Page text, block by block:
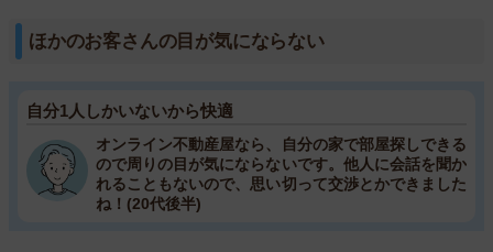
ほかのお客さんの目が気にならない
自分1人しかいないから快適
オンライン不動産屋なら、自分の家で部屋探しできる
ので周りの目が気にならないです。他人に会話を聞か
れることもないので、思い切って交渉とかできました
ね！(20代後半)